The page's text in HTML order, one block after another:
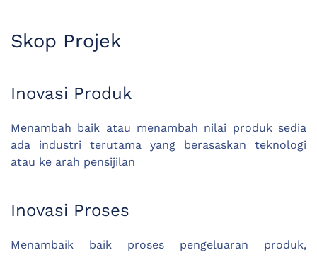
Skop Projek
Inovasi Produk
Menambah baik atau menambah nilai produk sedia
ada industri terutama yang berasaskan teknologi
atau ke arah pensijilan
Inovasi Proses
Menambaik baik proses pengeluaran produk,